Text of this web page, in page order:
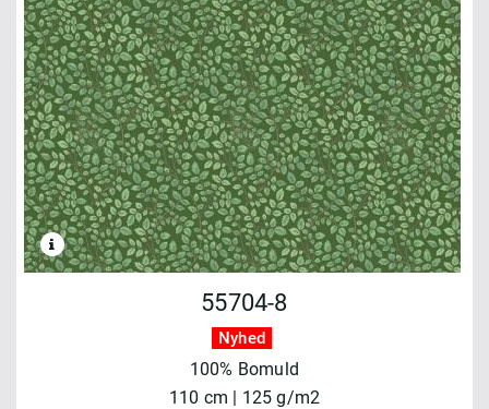
55704-8
Nyhed
100% Bomuld
110 cm | 125 g/m2